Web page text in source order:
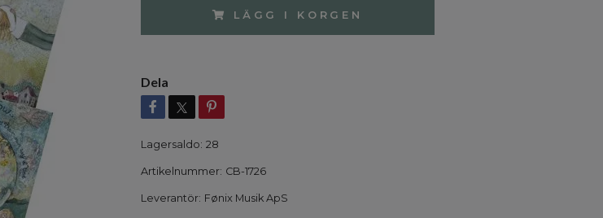
LÄGG I KORGEN
Dela
Lagersaldo: 28
Artikelnummer: CB-1726
Leverantör: Fønix Musik ApS